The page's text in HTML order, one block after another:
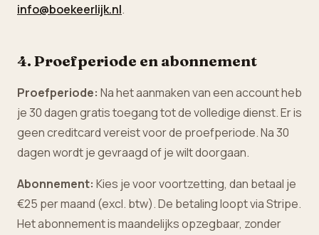
info@boekeerlijk.nl.
4. Proefperiode en abonnement
Proefperiode: Na het aanmaken van een account heb
je 30 dagen gratis toegang tot de volledige dienst. Er is
geen creditcard vereist voor de proefperiode. Na 30
dagen wordt je gevraagd of je wilt doorgaan.
Abonnement: Kies je voor voortzetting, dan betaal je
€25 per maand (excl. btw). De betaling loopt via Stripe.
Het abonnement is maandelijks opzegbaar, zonder